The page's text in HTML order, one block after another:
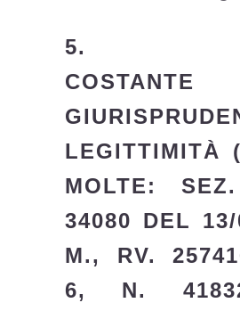
COSTANTE
LEGITTIMITÀ
MOLTE:
34080 DEL 13/
M., RV.
6, N.